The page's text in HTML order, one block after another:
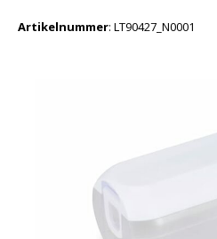
Artikelnummer: LT90427_N0001